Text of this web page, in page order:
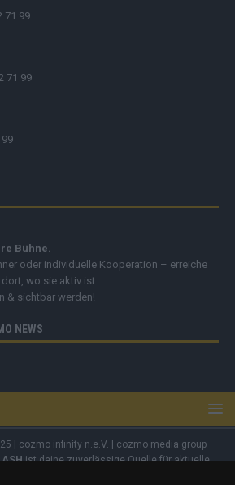
71 99
71 99
99
Bühne.
oder individuelle Kooperation – erreiche
wo sie aktiv ist.
& sichtbar werden!
NEWS
| cozmo infinity n.e.V. | cozmo media group
ist deine zuverlässige Quelle für aktuelle